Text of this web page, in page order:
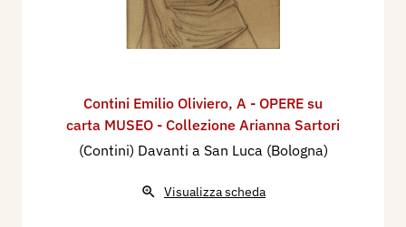
Contini Emilio Oliviero, A - OPERE su
carta MUSEO - Collezione Arianna Sartori
(Contini) Davanti a San Luca (Bologna)
Visualizza scheda